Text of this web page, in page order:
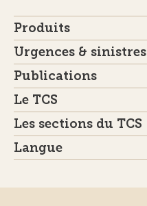
Produits
Urgences & sinistres
Publications
Le TCS
Les sections du TCS
Langue